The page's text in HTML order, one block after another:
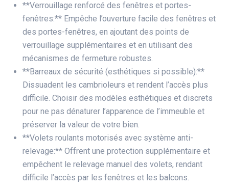
**Verrouillage renforcé des fenêtres et portes-
fenêtres:** Empêche l’ouverture facile des fenêtres et
des portes-fenêtres, en ajoutant des points de
verrouillage supplémentaires et en utilisant des
mécanismes de fermeture robustes.
**Barreaux de sécurité (esthétiques si possible):**
Dissuadent les cambrioleurs et rendent l’accès plus
difficile. Choisir des modèles esthétiques et discrets
pour ne pas dénaturer l’apparence de l’immeuble et
préserver la valeur de votre bien.
**Volets roulants motorisés avec système anti-
relevage:** Offrent une protection supplémentaire et
empêchent le relevage manuel des volets, rendant
difficile l’accès par les fenêtres et les balcons.